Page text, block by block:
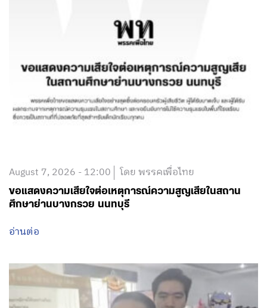
August 7, 2026 - 12:00 โดย พรรคเพื่อไทย
ขอแสดงความเสียใจต่อเหตุการณ์ความสูญเสียในสถาน
ศึกษาย่านบางกรวย นนทบุรี
อ่านต่อ